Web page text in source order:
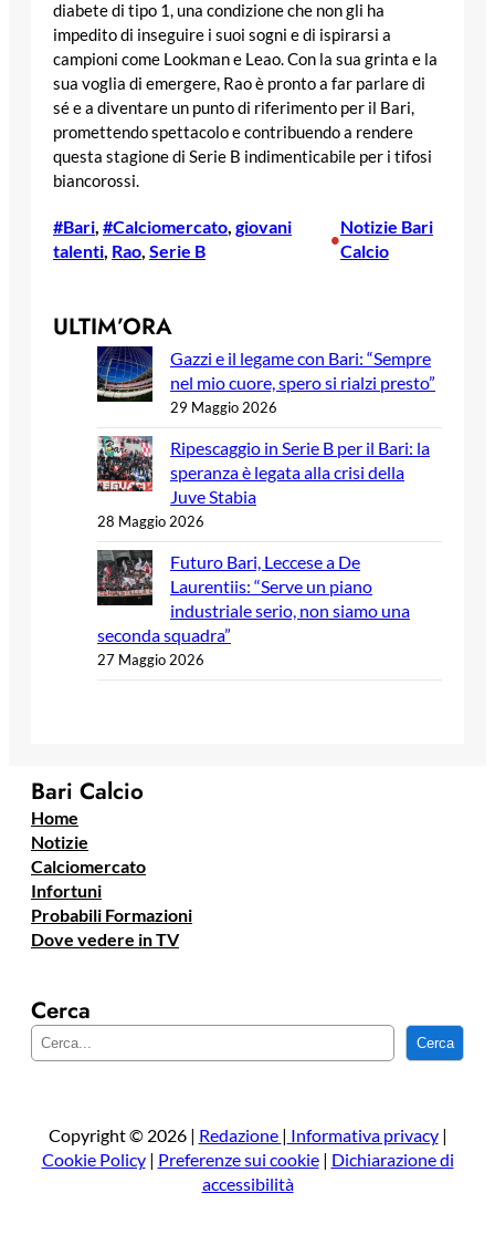
diabete di tipo 1, una condizione che non gli ha
impedito di inseguire i suoi sogni e di ispirarsi a
campioni come Lookman e Leao. Con la sua grinta e la
sua voglia di emergere, Rao è pronto a far parlare di
sé e a diventare un punto di riferimento per il Bari,
promettendo spettacolo e contribuendo a rendere
questa stagione di Serie B indimenticabile per i tifosi
biancorossi.
#Bari #Calciomercato giovani
talenti Rao Serie B
•
Notizie Bari
Calcio
ULTIM’ORA
Gazzi e il legame con Bari: “Sempre
nel mio cuore, spero si rialzi presto”
29 Maggio 2026
Ripescaggio in Serie B per il Bari: la
speranza è legata alla crisi della
Juve Stabia
28 Maggio 2026
Futuro Bari, Leccese a De
Laurentiis: “Serve un piano
industriale serio, non siamo una
seconda squadra”
27 Maggio 2026
Bari Calcio
Home
Notizie
Calciomercato
Infortuni
Probabili Formazioni
Dove vedere in TV
Cerca
e
a
Cerca
Copyright © 2026 | Redazione | Informativa privacy|
Cookie Policy| Preferenze sui cookie| Dichiarazione di
accessibilità